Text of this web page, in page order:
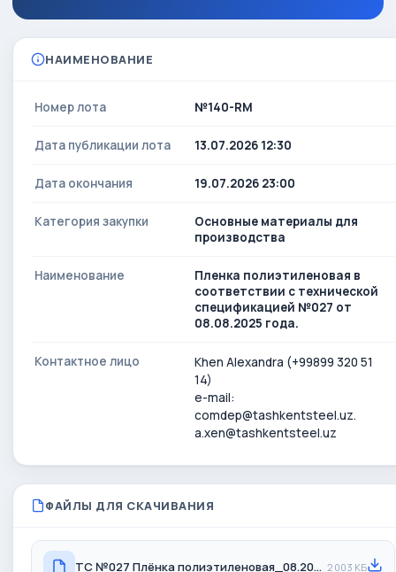
НАИМЕНОВАНИЕ
Номер лота №140-RM
Дата публикации лота 13.07.2026 12:30
Дата окончания 19.07.2026 23:00
Категория закупки
Основные материалы для
производства
Наименование
Пленка полиэтиленовая в
соответствии с технической
спецификацией №027 от
08.08.2025 года.
Контактное лицо
Khen Alexandra (+99899 320 51
14)
e-mail:
comdep@tashkentsteel.uz.
a.xen@tashkentsteel.uz
ФАЙЛЫ ДЛЯ СКАЧИВАНИЯ
ТС №027 Плёнка полиэтиленовая_08.2025.pdf 2 003 КБ